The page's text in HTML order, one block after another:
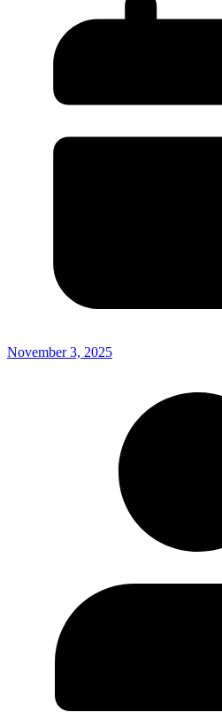
November 3, 2025